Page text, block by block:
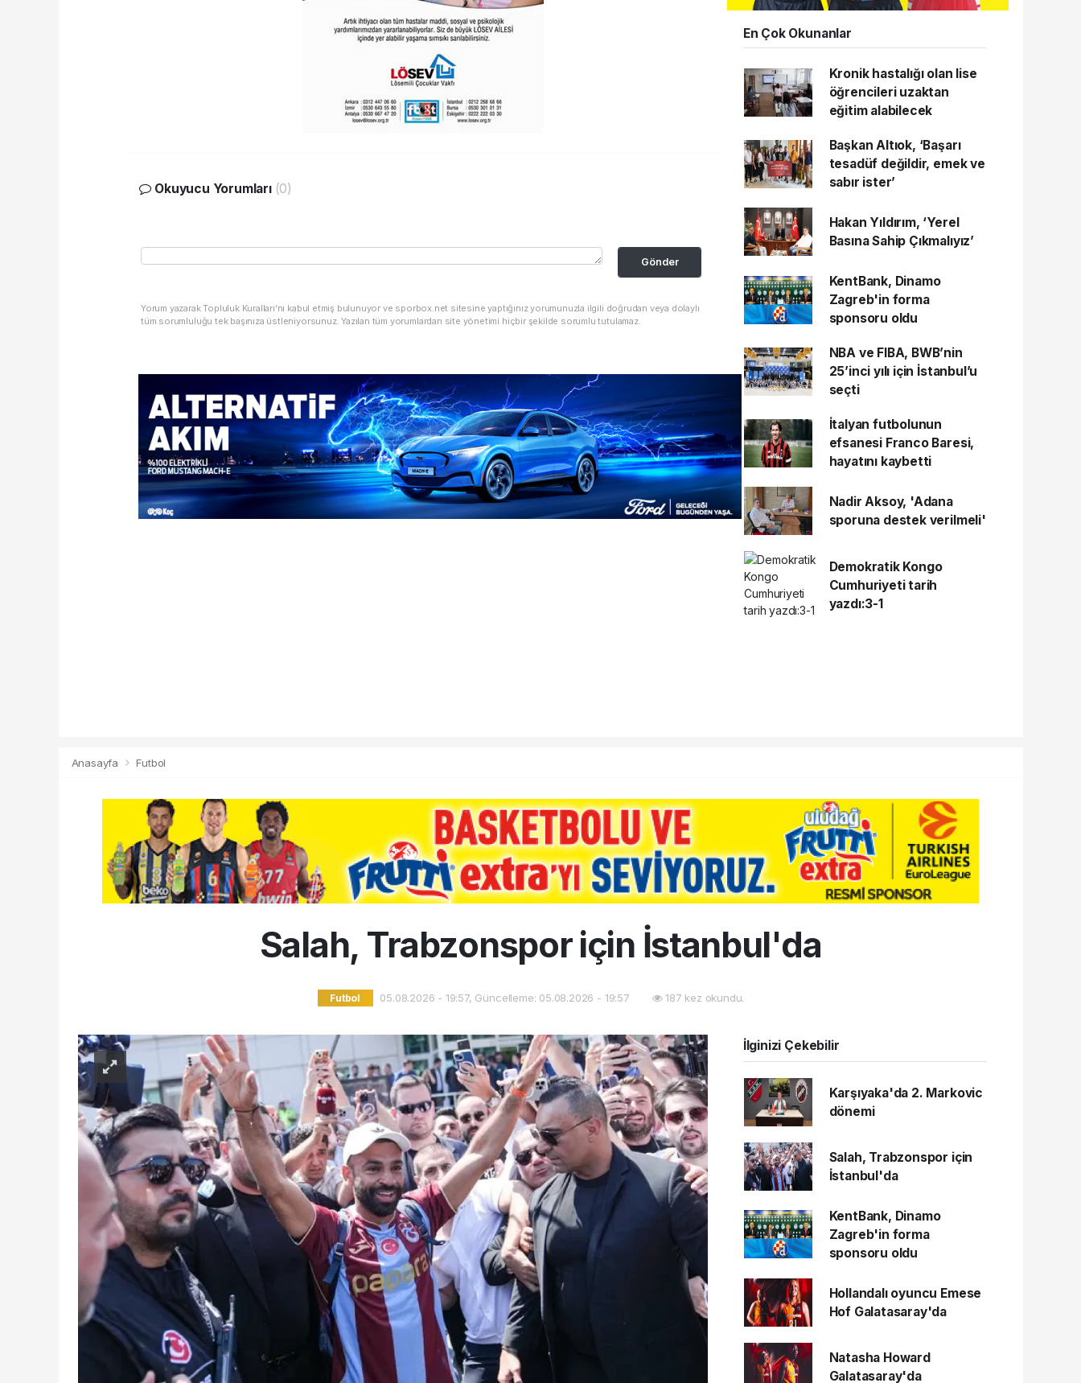
Okuyucu Yorumları (0)
Gönder
Yorum yazarak Topluluk Kuralları’nı kabul etmiş bulunuyor ve sporbox.net sitesine yaptığınız yorumunuzla ilgili doğrudan veya dolaylı
tüm sorumluluğu tek başınıza üstleniyorsunuz. Yazılan tüm yorumlardan site yönetimi hiçbir şekilde sorumlu tutulamaz.
En Çok Okunanlar
Kronik hastalığı olan lise
öğrencileri uzaktan
eğitim alabilecek
Başkan Altıok, ‘Başarı
tesadüf değildir, emek ve
sabır ister’
Hakan Yıldırım, ‘Yerel
Basına Sahip Çıkmalıyız’
KentBank, Dinamo
Zagreb'in forma
sponsoru oldu
NBA ve FIBA, BWB’nin
25’inci yılı için İstanbul’u
seçti
İtalyan futbolunun
efsanesi Franco Baresi,
hayatını kaybetti
Nadir Aksoy, 'Adana
sporuna destek verilmeli'
Demokratik Kongo
Cumhuriyeti tarih
yazdı:3-1
Anasayfa Futbol
Salah, Trabzonspor için İstanbul'da
Futbol 05.08.2026 - 19:57, Güncelleme: 05.08.2026 - 19:57 187 kez okundu.
İlginizi Çekebilir
Karşıyaka'da 2. Markovic
dönemi
Salah, Trabzonspor için
İstanbul'da
KentBank, Dinamo
Zagreb'in forma
sponsoru oldu
Hollandalı oyuncu Emese
Hof Galatasaray'da
Natasha Howard
Galatasaray'da